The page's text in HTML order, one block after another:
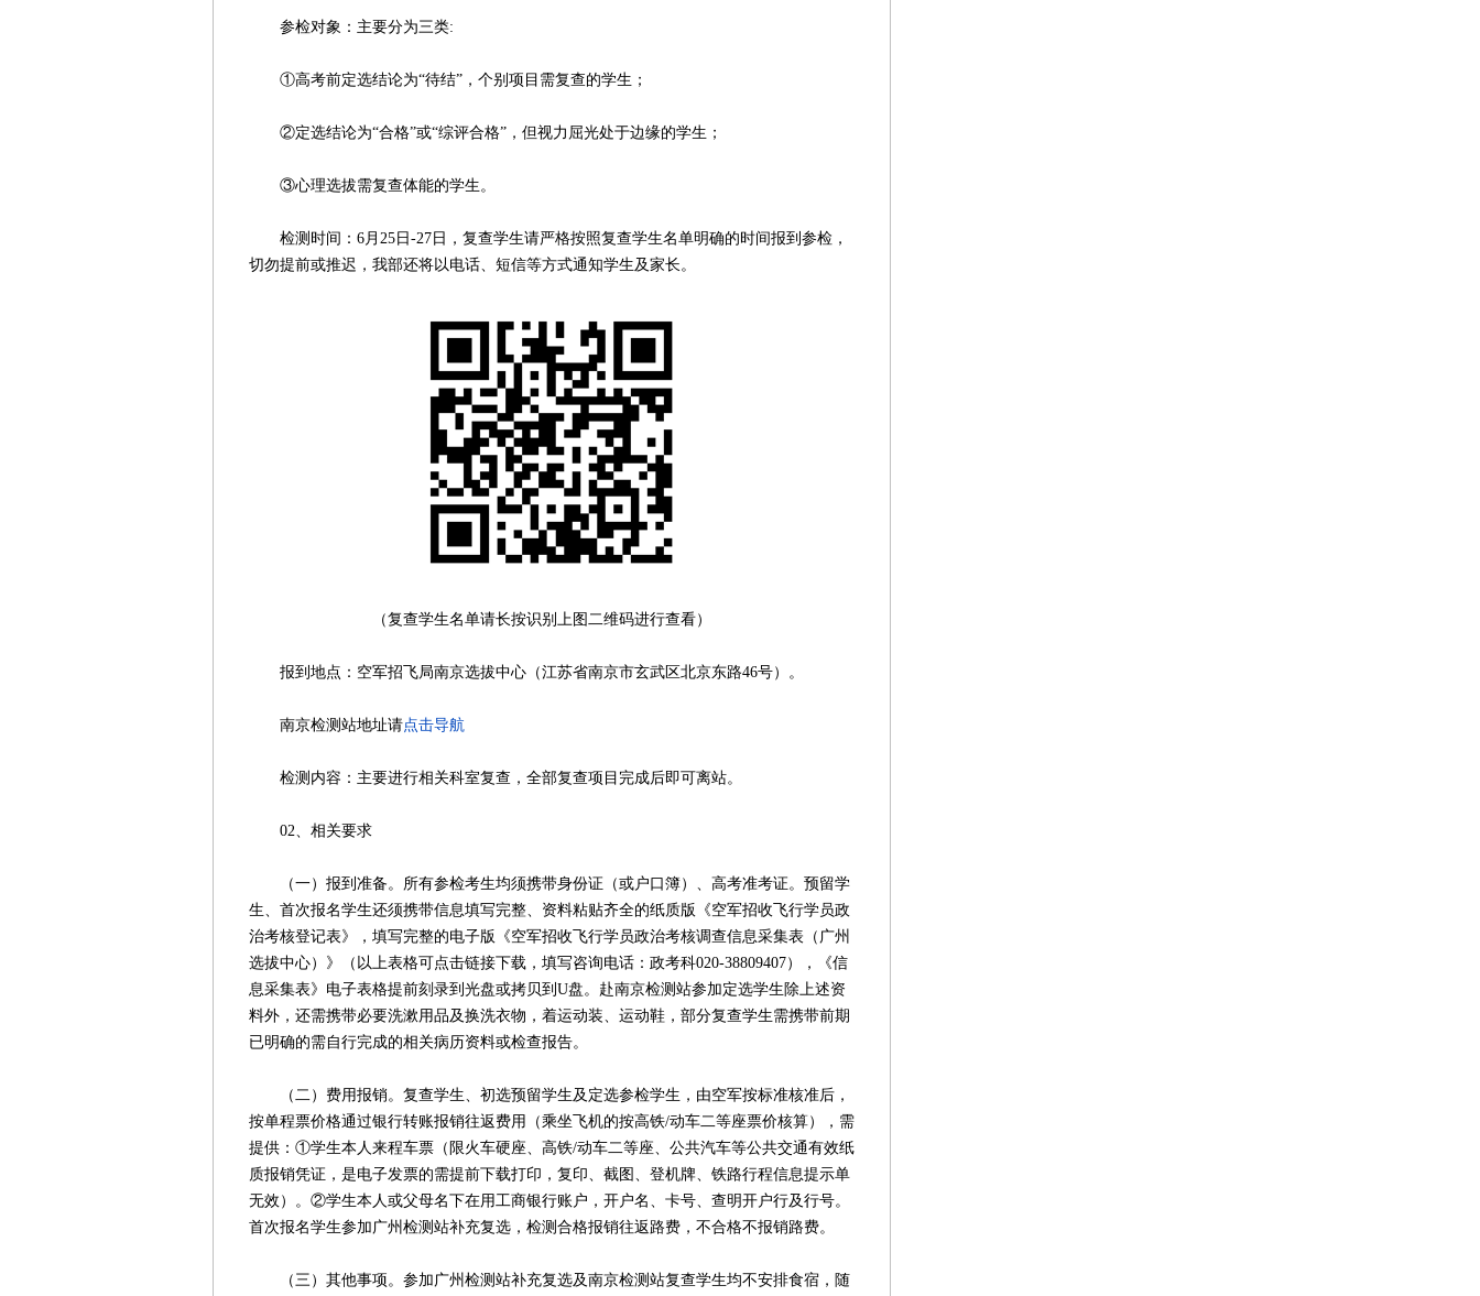
参检对象：主要分为三类:
①高考前定选结论为“待结”，个别项目需复查的学生；
②定选结论为“合格”或“综评合格”，但视力屈光处于边缘的学生；
③心理选拔需复查体能的学生。
检测时间：6月25日-27日，复查学生请严格按照复查学生名单明确的时间报到参检，
切勿提前或推迟，我部还将以电话、短信等方式通知学生及家长。
（复查学生名单请长按识别上图二维码进行查看）
报到地点：空军招飞局南京选拔中心（江苏省南京市玄武区北京东路46号）。
南京检测站地址请点击导航
检测内容：主要进行相关科室复查，全部复查项目完成后即可离站。
02、相关要求
（一）报到准备。所有参检考生均须携带身份证（或户口簿）、高考准考证。预留学
生、首次报名学生还须携带信息填写完整、资料粘贴齐全的纸质版《空军招收飞行学员政
治考核登记表》，填写完整的电子版《空军招收飞行学员政治考核调查信息采集表（广州
选拔中心）》（以上表格可点击链接下载，填写咨询电话：政考科020-38809407），《信
息采集表》电子表格提前刻录到光盘或拷贝到U盘。赴南京检测站参加定选学生除上述资
料外，还需携带必要洗漱用品及换洗衣物，着运动装、运动鞋，部分复查学生需携带前期
已明确的需自行完成的相关病历资料或检查报告。
（二）费用报销。复查学生、初选预留学生及定选参检学生，由空军按标准核准后，
按单程票价格通过银行转账报销往返费用（乘坐飞机的按高铁/动车二等座票价核算），需
提供：①学生本人来程车票（限火车硬座、高铁/动车二等座、公共汽车等公共交通有效纸
质报销凭证，是电子发票的需提前下载打印，复印、截图、登机牌、铁路行程信息提示单
无效）。②学生本人或父母名下在用工商银行账户，开户名、卡号、查明开户行及行号。
首次报名学生参加广州检测站补充复选，检测合格报销往返路费，不合格不报销路费。
（三）其他事项。参加广州检测站补充复选及南京检测站复查学生均不安排食宿，随